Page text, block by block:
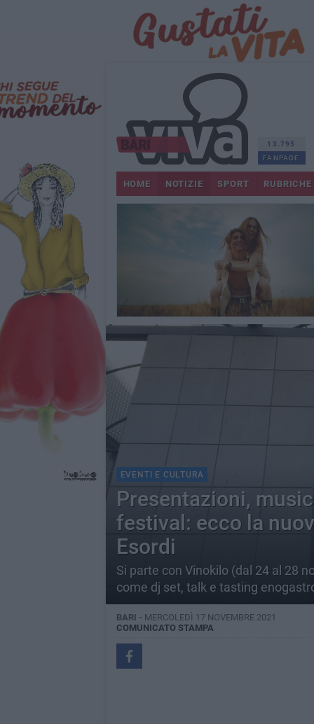
13.795
FANPAGE
HOME NOTIZIE SPORT RUBRICHE
EVENTI E CULTURA
Presentazioni,
festival: ecco la
Esordi
Si parte con Vinokilo (dal 24 al 28
come dj set, talk e tasting
BARI - MERCOLEDÌ 17 NOVEMBRE 2021
COMUNICATO STAMPA